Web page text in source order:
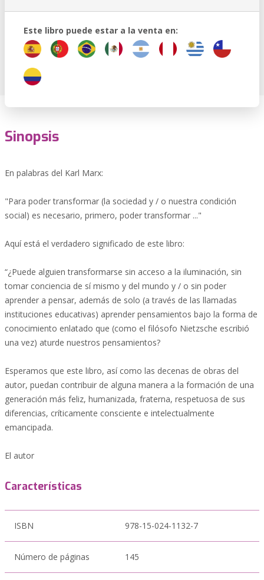
Este libro puede estar a la venta en:
Sinopsis
En palabras del Karl Marx:
"Para poder transformar (la sociedad y / o nuestra condición
social) es necesario, primero, poder transformar ..."
Aquí está el verdadero significado de este libro:
“¿Puede alguien transformarse sin acceso a la iluminación, sin
tomar conciencia de sí mismo y del mundo y / o sin poder
aprender a pensar, además de solo (a través de las llamadas
instituciones educativas) aprender pensamientos bajo la forma de
conocimiento enlatado que (como el filósofo Nietzsche escribió
una vez) aturde nuestros pensamientos?
Esperamos que este libro, así como las decenas de obras del
autor, puedan contribuir de alguna manera a la formación de una
generación más feliz, humanizada, fraterna, respetuosa de sus
diferencias, críticamente consciente e intelectualmente
emancipada.
El autor
Características
ISBN 978-15-024-1132-7
Número de páginas 145